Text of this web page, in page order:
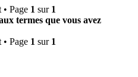
Page 1 sur 1
termes que vous avez
Page 1 sur 1